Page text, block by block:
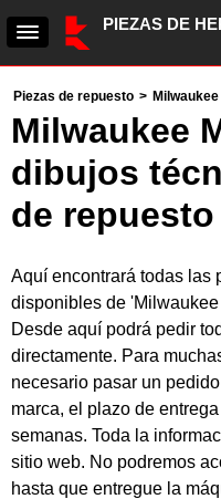
PIEZAS DE
Piezas de repuesto > Milwaukee
Milwaukee
dibujos
de repuesto
Aquí encontrará todas las
disponibles de
Desde aquí podrá pedir
directamente. Para
necesario pasar un
marca, el plazo de
semanas. Toda la
sitio web. No podremos
hasta que entregue la